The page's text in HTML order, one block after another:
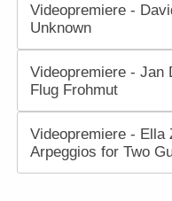
Videopremiere -
Unknown
Videopremiere - Jan
Flug Frohmut
Videopremiere - Ella
Arpeggios for Two